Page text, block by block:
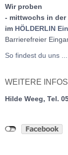
Wir proben
- mittwochs in der
im HÖLDERLIN
Barrierefreier
So findest du uns ...
WEITERE
Hilde Weeg, Tel.